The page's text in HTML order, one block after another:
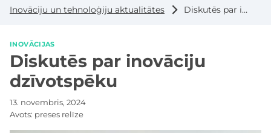
Inovāciju un tehnoloģiju aktualitātes Diskutēs par inovāciju dzīvotspēku
INOVĀCIJAS
Diskutēs par inovāciju
dzīvotspēku
13. novembris, 2024
Avots: preses relīze